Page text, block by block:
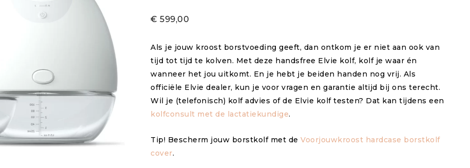
€ 599,00
Als je jouw kroost borstvoeding geeft, dan ontkom je er niet aan ook van
tijd tot tijd te kolven. Met deze handsfree Elvie kolf, kolf je waar én
wanneer het jou uitkomt. En je hebt je beiden handen nog vrij. Als
officiële Elvie dealer, kun je voor vragen en garantie altijd bij ons terecht.
Wil je (telefonisch) kolf advies of de Elvie kolf testen? Dat kan tijdens een
kolfconsult met de lactatiekundige.
Tip! Bescherm jouw borstkolf met de Voorjouwkroost hardcase borstkolf
cover.